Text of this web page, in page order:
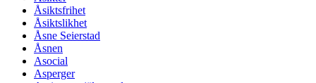
Åsiktsfrihet
Åsiktslikhet
Åsne Seierstad
Åsnen
Asocial
Asperger